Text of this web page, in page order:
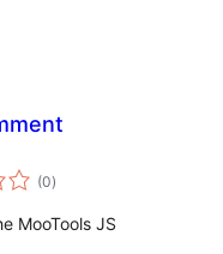
(0tổng
đánh
)
MooTools JS